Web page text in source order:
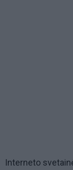
Interneto